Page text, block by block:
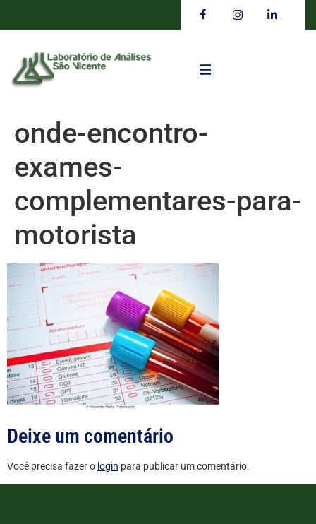
onde-encontro-
exames-
complementares-para-
motorista
Deixe um comentário
Você precisa fazer o login para publicar um comentário.